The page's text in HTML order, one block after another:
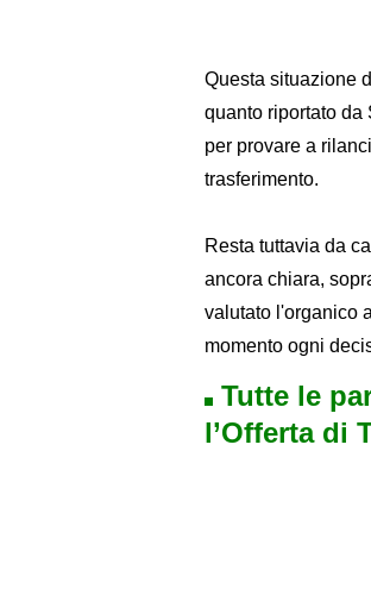
​Questa situazione
quanto riportato da
per provare a
trasferimento.
Resta tuttavia da
ancora chiara,
valutato l'organico
momento ogni
Tutte le
l’Offerta di